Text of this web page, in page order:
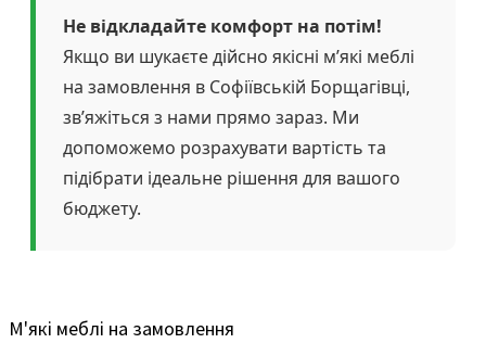
Не відкладайте комфорт на потім!
Якщо ви шукаєте дійсно якісні м’які меблі
на замовлення в Софіївській Борщагівці,
зв’яжіться з нами прямо зараз. Ми
допоможемо розрахувати вартість та
підібрати ідеальне рішення для вашого
бюджету.
М'які меблі на замовлення